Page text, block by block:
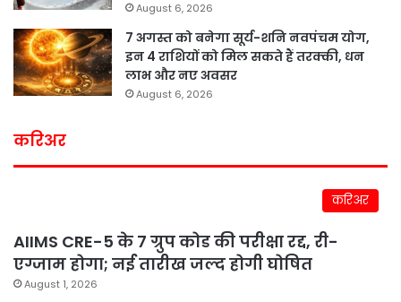
August 6, 2026
7 अगस्त को बनेगा सूर्य-शनि नवपंचम योग,
इन 4 राशियों को मिल सकते हैं तरक्की, धन
लाभ और नए अवसर
August 6, 2026
करिअर
करिअर
AIIMS CRE-5 के 7 ग्रुप कोड की परीक्षा रद्द, री-
एग्जाम होगा; नई तारीख जल्द होगी घोषित
August 1, 2026